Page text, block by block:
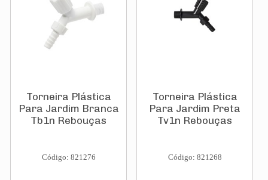
Torneira Plástica
Para Jardim Branca
Tb1n Rebouças
Código: 821276
Torneira Plástica
Para Jardim Preta
Tv1n Rebouças
Código: 821268